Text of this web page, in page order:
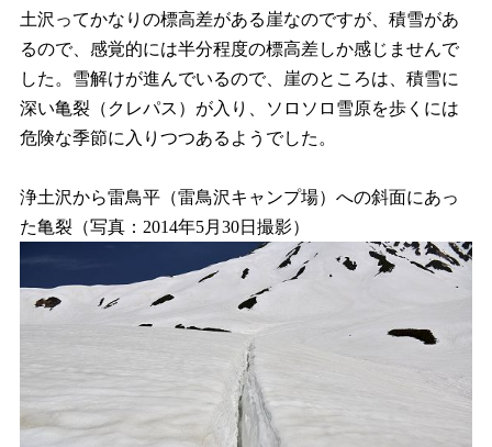
土沢ってかなりの標高差がある崖なのですが、積雪があ
るので、感覚的には半分程度の標高差しか感じませんで
した。雪解けが進んでいるので、崖のところは、積雪に
深い亀裂（クレパス）が入り、ソロソロ雪原を歩くには
危険な季節に入りつつあるようでした。
浄土沢から雷鳥平（雷鳥沢キャンプ場）への斜面にあっ
た亀裂（写真：2014年5月30日撮影）